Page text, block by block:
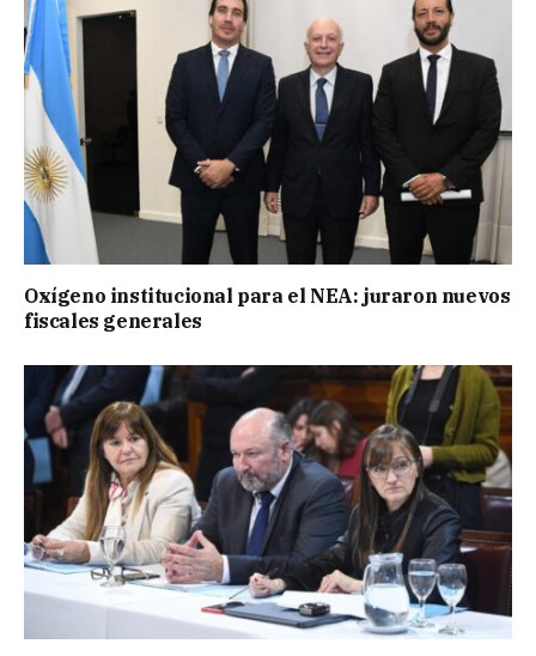
Oxígeno institucional para el NEA: juraron nuevos
fiscales generales